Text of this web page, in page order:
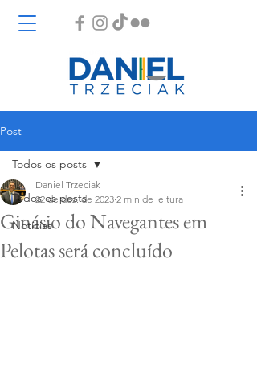
Post
Todos os posts
Notícias
Todos os posts
Ginásio do Navegantes em
Pelotas será concluído
Daniel Trzeciak
22 de dez. de 2023 2 min de leitura